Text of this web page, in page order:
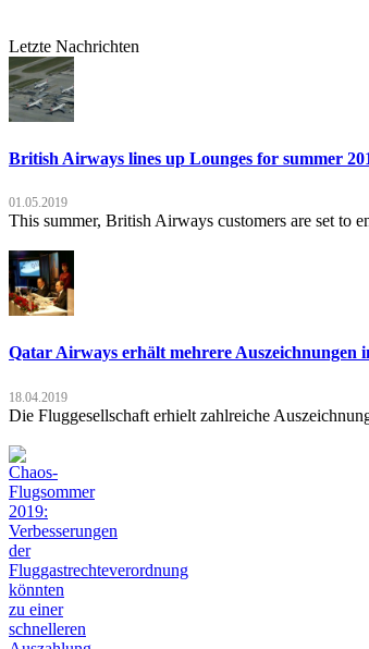
Letzte Nachrichten
British Airways lines up Lounges for summer
01.05.2019
This summer, British Airways customers are set to
Qatar Airways erhält mehrere
18.04.2019
Die Fluggesellschaft erhielt zahlreiche